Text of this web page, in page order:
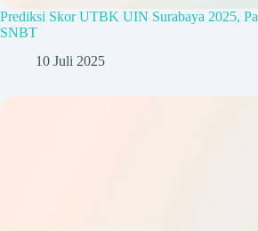
Prediksi Skor UTBK UIN Surabaya 2025,
SNBT
10 Juli 2025